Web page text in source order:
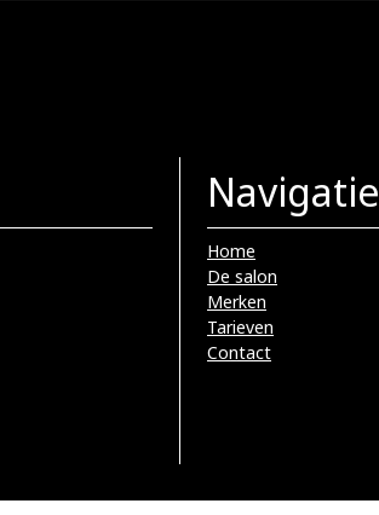
Navigatie
Home
De salon
Merken
Tarieven
Contact